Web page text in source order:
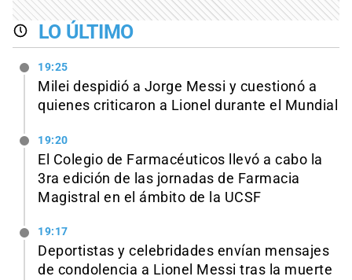
LO ÚLTIMO
19:25
Milei despidió a Jorge Messi y cuestionó a
quienes criticaron a Lionel durante el Mundial
19:20
El Colegio de Farmacéuticos llevó a cabo la
3ra edición de las jornadas de Farmacia
Magistral en el ámbito de la UCSF
19:17
Deportistas y celebridades envían mensajes
de condolencia a Lionel Messi tras la muerte